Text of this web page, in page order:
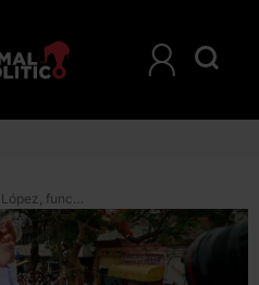
Asesinan a Carlos Eduardo López, funcionario de Juchitán y militante de Morena en Oaxaca